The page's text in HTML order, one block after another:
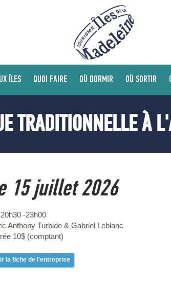
ÎLES QUOI FAIRE OÙ DORMIR OÙ SORTIR
TRADITIONNELLE À
15 juillet 2026
-23h00
Anthony Turbide & Gabriel Leblanc
10$ (comptant)
la fiche de l'entreprise